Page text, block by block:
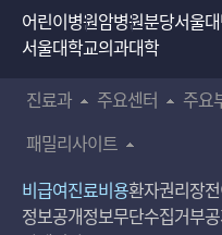
어린이병원암병원분당서울
서울대학교의과대학
진료과
주요센터 주요
패밀리사이트
비급여진료비용환자권리장전
정보공개정보무단수집거부